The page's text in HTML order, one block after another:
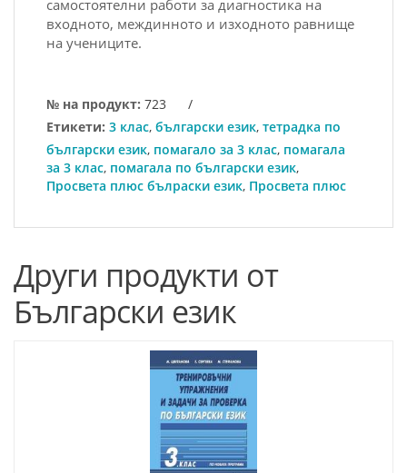
самостоятелни работи за диагностика на
входното, междинното и изходното равнище
на учениците.
№ на продукт: 723
/
Етикети: 3 клас, български език, тетрадка по
български език, помагало за 3 клас, помагала
за 3 клас, помагала по български език,
Просвета плюс бълраски език, Просвета плюс
Други продукти от
Български език